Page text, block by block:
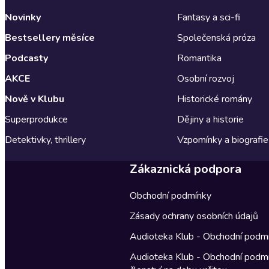
Novinky
Bestsellery měsíce
Podcasty
AKCE
Nově v Klubu
Superprodukce
Detektivky, thrillery
Fantasy a sci-fi
Společenská próza
Romantika
Osobní rozvoj
Historické romány
Dějiny a historie
Vzpomínky a biografie
Zákaznická podpora
Obchodní podmínky
Zásady ochrany osobních údajů
Audioteka Klub - Obchodní
Audioteka Klub - Obchodní